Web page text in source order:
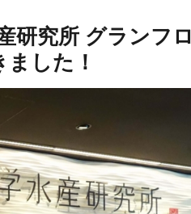
研究所 グランフロ
した！